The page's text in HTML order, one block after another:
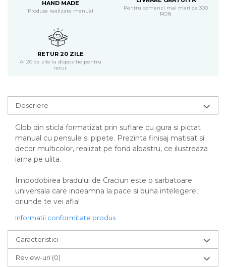
HAND MADE
Produse realizate manual
Pentru comenzi mai mari de 300
RON
RETUR 20 ZILE
Ai 20 de zile la dispozitie pentru
retur
Descriere
Glob din sticla formatizat prin suflare cu gura si pictat
manual cu pensule si pipete. Prezinta finisaj matisat si
decor multicolor, realizat pe fond albastru, ce ilustreaza
iarna pe ulita.
Impodobirea bradului de Craciun este o sarbatoare
universala care indeamna la pace si buna intelegere,
oriunde te vei afla!
Informatii conformitate produs
Caracteristici
Review-uri (0)